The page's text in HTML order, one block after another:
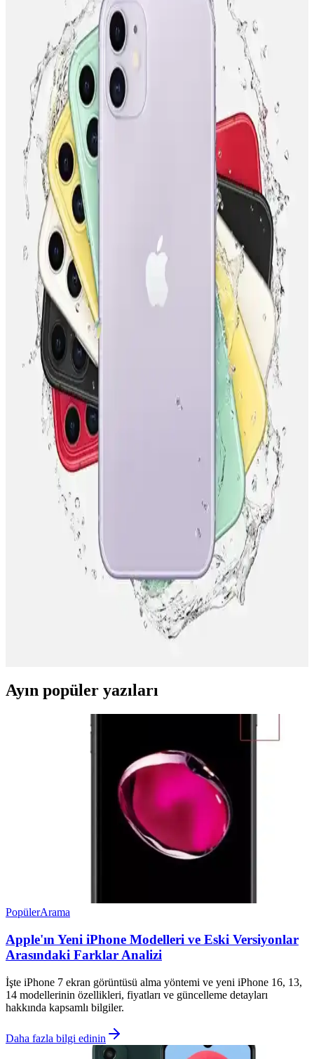
MediaMarkt Türkiye'de Telefon Taksit Sayısı ve
Ödeme Seçenekleri Hakkında Bilgi
MediaMarkt Türkiye, geniş telefon taksit imkanları ve çeşitli ödeme
seçenekleriyle müşterilere uygun alışveriş deneyimi sunuyor. Taksit
avantajları ve kampanyalar hakkında detaylar burada.
Turkcell Akıllı Telefon Kampanyaları Güncel
Fırsatlar ve Avantajlar
Turkcell'in güncel akıllı telefon kampanyaları, indirimler ve taksit
imkanlarıyla yeni telefon almayı kolaylaştırıyor. Kampanyaları takip
ederek avantajlı fırsatları kaçırmayın.
MediaMarkt'ta Telefon Taksit Ödeme Seçenekleri ve
Kolaylıklar Hakkında Bilgi
MediaMarkt, Türkiye'deki mağazalarında telefon taksit imkanları ve
çeşitli ödeme kolaylıklarıyla müşterilerine uygun alışveriş
seçenekleri sunuyor.
Tarifeye Ek Telefonlar: Esnek ve Çeşitli Mobil
Kullanım Seçenekleri
Tarifeye ek telefonlar, uygun fiyatlı modeller ve taksit imkanlarıyla
mobil kullanımda esneklik sunar. Operatör kampanyalarıyla
erişilebilir ve çeşitli seçenekler mevcuttur.
Kurumsal Kartlar ve Taksit İmkanlarıyla İş
Dünyasında Finansal Esneklik Sağlama
Kurumsal kartlar ve taksit seçenekleri, yüksek maliyetli ürünlerde
finansal esneklik sağlar, nakit akışını korur ve şirketlerin bütçe
yönetimini kolaylaştırır.
Mediamarkt'ta Telefon Kredisi Seçenekleri ve
Finansal Avantajlar Hakkında Bilgi
Mediamarkt'ta telefon kredisi seçenekleri, faiz oranları ve taksit
imkanları hakkında güncel bilgiler. Bütçenize uygun ödeme
planlarıyla telefon alışverişinizi kolaylaştırın.
Teknosa'da Telefon Taksit Seçenekleri ve Güncel
Bilgilerle Esnek Ödeme İmkanları
Teknosa, telefon alımlarında çeşitli taksit seçenekleri ve
kampanyalar sunarak, müşterilere esnek ödeme imkanı sağlar.
Ayın popüler yazıları
PopülerArama
Apple'ın Yeni iPhone Modelleri ve Eski Versiyonlar
Arasındaki Farklar Analizi
İşte iPhone 7 ekran görüntüsü alma yöntemi ve yeni iPhone 16, 13,
14 modellerinin özellikleri, fiyatları ve güncelleme detayları
hakkında kapsamlı bilgiler.
Daha fazla bilgi edinin